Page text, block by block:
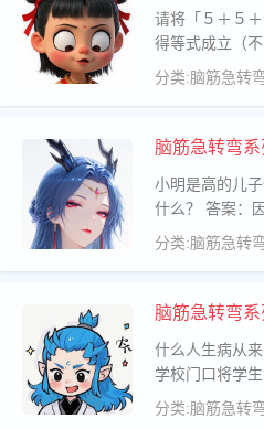
请将「５＋５
得等式成立（
将其中一个加号
分类:脑筋急转
脑筋急转弯系
小明是高的儿
什么？ 答案：因为
琴，除了妈妈
分类:脑筋急转
脑筋急转弯系
什么人生病从来不
学校门口将学
捡起来 世界上什么东西以近2000公里小时的速
分类:脑筋急转